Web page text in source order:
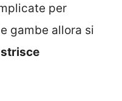
per
gambe allora si
strisce